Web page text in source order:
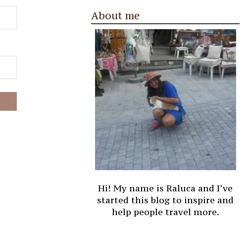
About me
Hi! My name is Raluca and I’ve
started this blog to inspire and
help people travel more.